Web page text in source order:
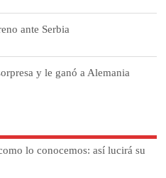
ante Serbia
y le ganó a Alemania
lo conocemos: así lucirá su